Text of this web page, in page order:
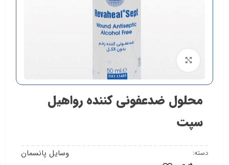
بزرگنمایی تصویر
محلول ضدعفونی کننده رواهیل
سپت
دسته: وسایل پانسمان